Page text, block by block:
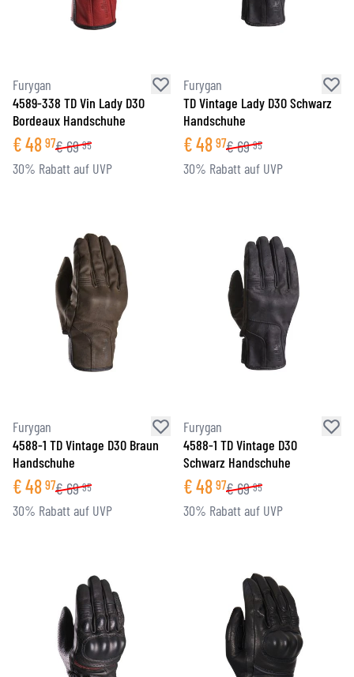
Furygan
4589-338 TD Vin Lady D3O
Bordeaux Handschuhe
€48 97€69 95
30% Rabatt auf UVP
Furygan
TD Vintage Lady D3O Schwarz
Handschuhe
€48 97€69 95
30% Rabatt auf UVP
Furygan
4588-1 TD Vintage D3O Braun
Handschuhe
€48 97€69 95
30% Rabatt auf UVP
Furygan
4588-1 TD Vintage D3O
Schwarz Handschuhe
€48 97€69 95
30% Rabatt auf UVP